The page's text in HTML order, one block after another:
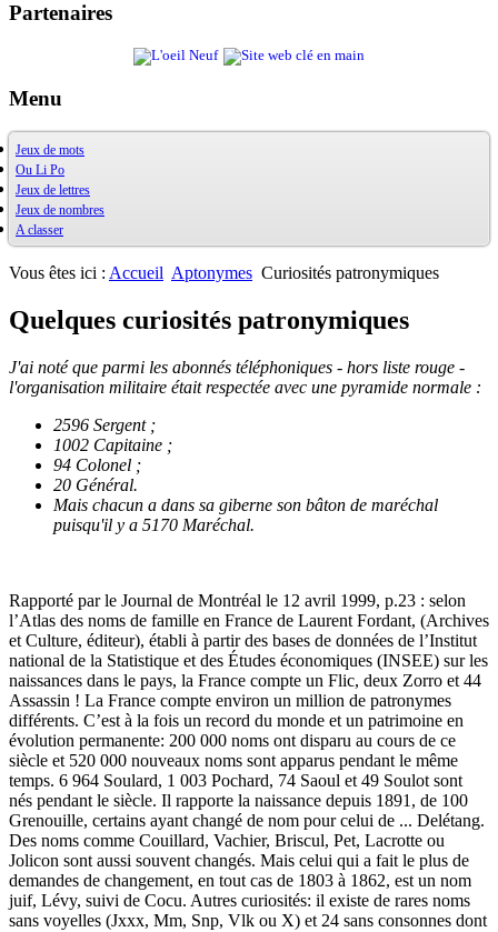
Partenaires
Menu
Jeux de mots
OuXPo
Contrepets
Palindromes
Jeux de mots divers
Récréamots
Glossaire des figures de style
Anaphore
Ou Li Po
OuLiPo
Base de la Bibliothèque Oulipienne
Oulipiens
G. Perec
Bibliographie
La vie mode d'emploi
Ecrit par des oulipiens
Jeux de lettres
Jeux de nombres
Ludimath
Base Ludimath
Ludimaths : bibliographie
Carrés magiques
Jouez carré
A classer
Vous êtes ici : Accueil Aptonymes Curiosités patronymiques
Quelques curiosités patronymiques
J'ai noté que parmi les abonnés téléphoniques - hors liste rouge -
l'organisation militaire était respectée avec une pyramide normale :
2596 Sergent ;
1002 Capitaine ;
94 Colonel ;
20 Général.
Mais chacun a dans sa giberne son bâton de maréchal
puisqu'il y a 5170 Maréchal.
Rapporté par le Journal de Montréal le 12 avril 1999, p.23 : selon
l’Atlas des noms de famille en France de Laurent Fordant, (Archives
et Culture, éditeur), établi à partir des bases de données de l’Institut
national de la Statistique et des Études économiques (INSEE) sur les
naissances dans le pays, la France compte un Flic, deux Zorro et 44
Assassin ! La France compte environ un million de patronymes
différents. C’est à la fois un record du monde et un patrimoine en
évolution permanente: 200 000 noms ont disparu au cours de ce
siècle et 520 000 nouveaux noms sont apparus pendant le même
temps. 6 964 Soulard, 1 003 Pochard, 74 Saoul et 49 Soulot sont
nés pendant le siècle. Il rapporte la naissance depuis 1891, de 100
Grenouille, certains ayant changé de nom pour celui de ... Delétang.
Des noms comme Couillard, Vachier, Briscul, Pet, Lacrotte ou
Jolicon sont aussi souvent changés. Mais celui qui a fait le plus de
demandes de changement, en tout cas de 1803 à 1862, est un nom
juif, Lévy, suivi de Cocu. Autres curiosités: il existe de rares noms
sans voyelles (Jxxx, Mm, Snp, Vlk ou X) et 24 sans consonnes dont